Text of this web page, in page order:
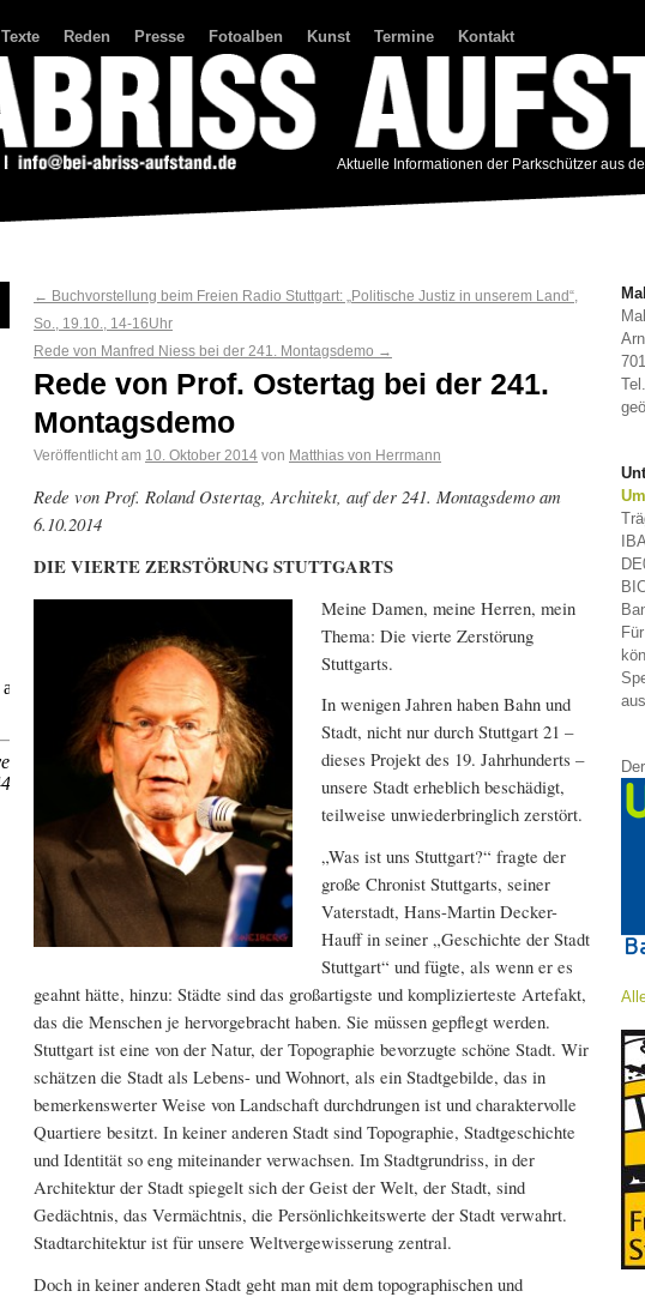
Texte Reden Presse Fotoalben Kunst Termine Kontakt
Aktuelle Informationen der Parkschützer aus
← Buchvorstellung beim Freien Radio Stuttgart: „Politische Justiz in unserem Land“,
So., 19.10., 14-16Uhr
Rede von Manfred Niess bei der 241. Montagsdemo →
Rede von Prof. Ostertag bei der 241.
Montagsdemo
Veröffentlicht am 10. Oktober 2014 von Matthias von Herrmann
Rede von Prof. Roland Ostertag, Architekt, auf der 241. Montagsdemo am
6.10.2014
DIE VIERTE ZERSTÖRUNG STUTTGARTS
Meine Damen, meine Herren, mein
Thema: Die vierte Zerstörung
Stuttgarts.
In wenigen Jahren haben Bahn und
Stadt, nicht nur durch Stuttgart 21 –
dieses Projekt des 19. Jahrhunderts –
unsere Stadt erheblich beschädigt,
teilweise unwiederbringlich zerstört.
„Was ist uns Stuttgart?“ fragte der
große Chronist Stuttgarts, seiner
Vaterstadt, Hans-Martin Decker-
Hauff in seiner „Geschichte der Stadt
Stuttgart“ und fügte, als wenn er es
geahnt hätte, hinzu: Städte sind das großartigste und komplizierteste Artefakt,
das die Menschen je hervorgebracht haben. Sie müssen gepflegt werden.
Stuttgart ist eine von der Natur, der Topographie bevorzugte schöne Stadt. Wir
schätzen die Stadt als Lebens- und Wohnort, als ein Stadtgebilde, das in
bemerkenswerter Weise von Landschaft durchdrungen ist und charaktervolle
Quartiere besitzt. In keiner anderen Stadt sind Topographie, Stadtgeschichte
und Identität so eng miteinander verwachsen. Im Stadtgrundriss, in der
Architektur der Stadt spiegelt sich der Geist der Welt, der Stadt, sind
Gedächtnis, das Vermächtnis, die Persönlichkeitswerte der Stadt verwahrt.
Stadtarchitektur ist für unsere Weltvergewisserung zentral.
Doch in keiner anderen Stadt geht man mit dem topographischen und